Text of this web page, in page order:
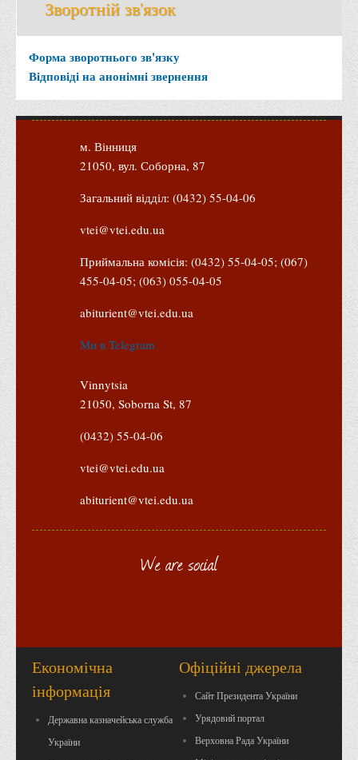
Зворотній зв'язок
Форма зворотнього зв'язку
Відповіді на анонімні звернення
м. Вінниця
21050, вул. Соборна, 87
Загальний відділ: (0432) 55-04-06
vtei@vtei.edu.ua
Приймальна комісія: (0432) 55-04-05; (067)
455-04-05; (063) 055-04-05
abiturient@vtei.edu.ua
Ми в Telegram
Vinnytsia
21050, Soborna St, 87
(0432) 55-04-06
vtei@vtei.edu.ua
abiturient@vtei.edu.ua
We are social
Економічна
інформація
Державна казначейська служба
України
Офіційні джерела
Сайт Президента України
Урядовий портал
Верховна Рада України